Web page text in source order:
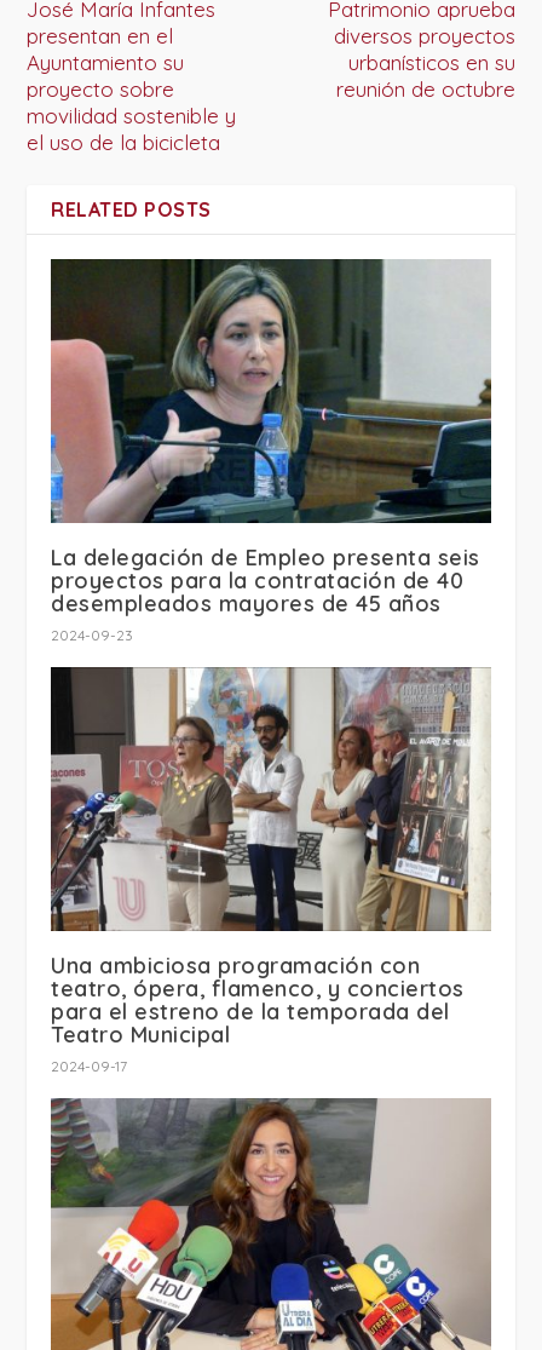
José María Infantes
presentan en el
Ayuntamiento su
proyecto sobre
movilidad sostenible y
el uso de la bicicleta
Patrimonio aprueba
diversos proyectos
urbanísticos en su
reunión de octubre
RELATED POSTS
La delegación de Empleo presenta seis
proyectos para la contratación de 40
desempleados mayores de 45 años
2024-09-23
Una ambiciosa programación con
teatro, ópera, flamenco, y conciertos
para el estreno de la temporada del
Teatro Municipal
2024-09-17